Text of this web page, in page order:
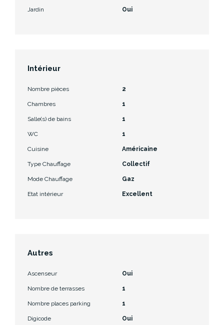
Jardin Oui
Intérieur
Nombre pièces 2
Chambres 1
Salle(s) de bains 1
WC 1
Cuisine Américaine
Type Chauffage Collectif
Mode Chauffage Gaz
Etat intérieur Excellent
Autres
Ascenseur Oui
Nombre de terrasses 1
Nombre places parking 1
Digicode Oui